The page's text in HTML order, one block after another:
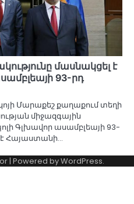
մասնակցել է
93-րդ
Մարաքեշ քաղաքում տեղի
միջազգային
Գլխավոր ասամբլեայի 93-
է Հայաստանի…
| Powered byWordPress.